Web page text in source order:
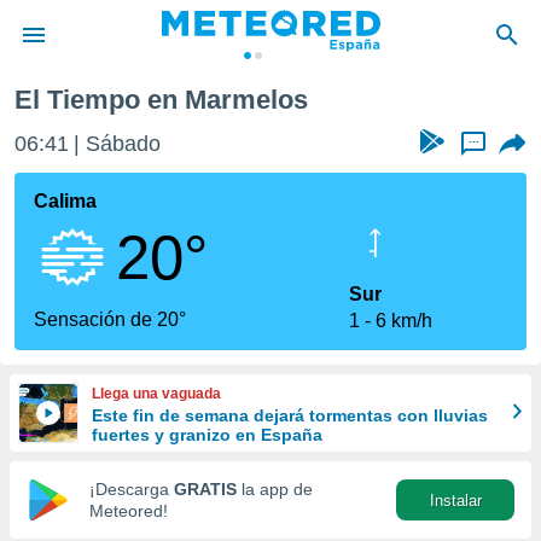
de
por
que se
calidad.
a este
las
y
forma
digital
basada
El Tiempo en Marmelos
06:41 Sábado ...
Calima
20°
Sensación de 20°
Sur
1
6 km/h
Llega una vaguada
Este fin de semana dejará tormentas con lluvias
fuertes y granizo en España
¡Descarga GRATIS la app de
Meteored!
Instalar